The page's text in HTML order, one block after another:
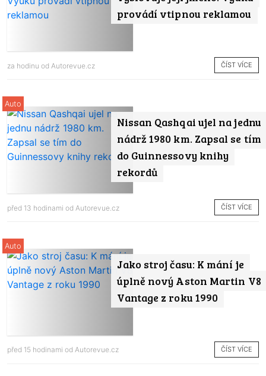
provádí vtipnou reklamou
za hodinu od Autorevue.cz ČÍST VÍCE
Nissan Qashqai ujel na jednu
nádrž 1980 km. Zapsal se tím
do Guinnessovy knihy
rekordů
Auto
před 13 hodinami od Autorevue.cz ČÍST VÍCE
Jako stroj času: K mání je
úplně nový Aston Martin V8
Vantage z roku 1990
Auto
před 15 hodinami od Autorevue.cz ČÍST VÍCE